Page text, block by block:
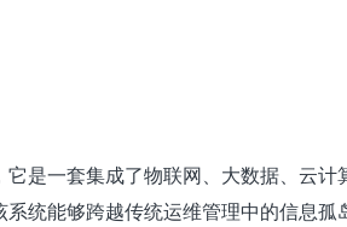
是一套集成了物联网、大数据、云
统能够跨越传统运维管理中的信息